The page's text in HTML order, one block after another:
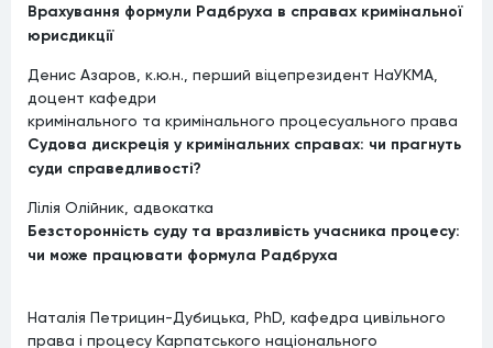
Врахування формули Радбруха в справах кримінальної
юрисдикції
Денис Азаров, к.ю.н., перший віцепрезидент НаУКМА,
доцент кафедри
кримінального та кримінального процесуального права
Судова дискреція у кримінальних справах: чи прагнуть
суди справедливості?
Лілія Олійник, адвокатка
Безсторонність суду та вразливість учасника процесу:
чи може працювати формула Радбруха
Наталія Петрицин-Дубицька, PhD, кафедра цивільного
права і процесу Карпатського національного